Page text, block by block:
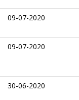
09-07-2020
09-07-2020
30-06-2020